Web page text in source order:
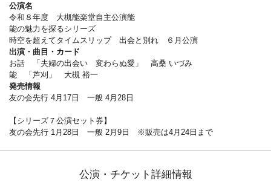
公演名
令和８年度 大槻能楽堂自主公演能
能の魅力を探るシリーズ
時空を超えてタイムスリップ 出会と別れ ６月公演
出演・曲目・カード
お話 「夫婦の出会い 変わらぬ愛」 高桑 いづみ
能 「芦刈」 大槻 裕一
発売情報
友の会先行 4月17日 一般 4月28日
【シリーズ７公演セット券】
友の会先行 1月28日 一般 2月9日 ※販売は4月24日まで
公演・チケット詳細情報